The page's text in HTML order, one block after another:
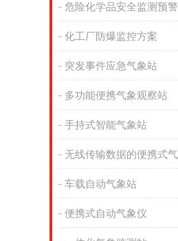
危险化学品安全监测预
化工厂防爆监控方案
突发事件应急气象站
多功能便携气象观察站
手持式智能气象站
无线传输数据的便携式
车载自动气象站
便携式自动气象仪